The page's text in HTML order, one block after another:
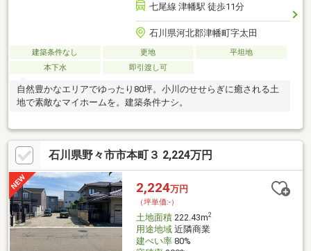
七尾線 津幡駅 徒歩11分
石川県河北郡津幡町字太田
建築条件なし 更地
平坦地
本下水
即引渡し可
自然豊かなエリアでゆったり80坪。小川のせせらぎに癒される土
地で素敵なマイホームを。建築条件ナシ。
石川県野々市市本町３ 2,224万円
2,224万円
（坪単価:-）
土地面積222.43m2
用途地域近隣商業
建ぺい率80%